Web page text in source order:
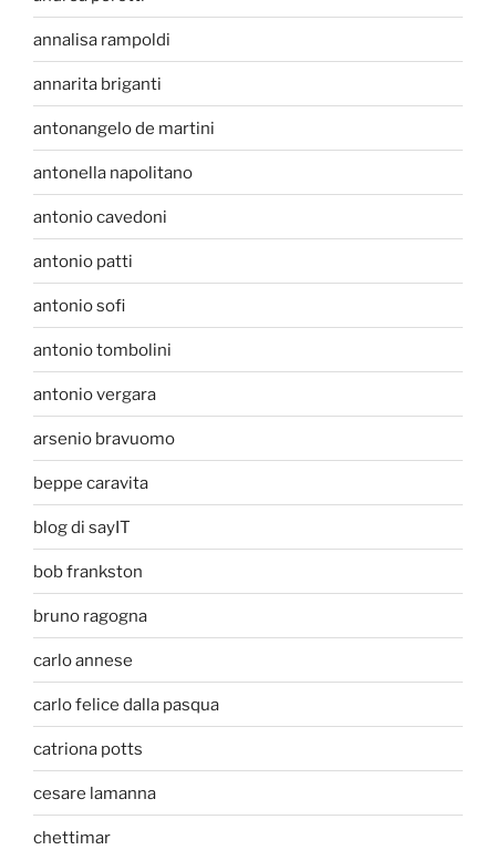
annalisa rampoldi
annarita briganti
antonangelo de martini
antonella napolitano
antonio cavedoni
antonio patti
antonio sofi
antonio tombolini
antonio vergara
arsenio bravuomo
beppe caravita
blog di sayIT
bob frankston
bruno ragogna
carlo annese
carlo felice dalla pasqua
catriona potts
cesare lamanna
chettimar